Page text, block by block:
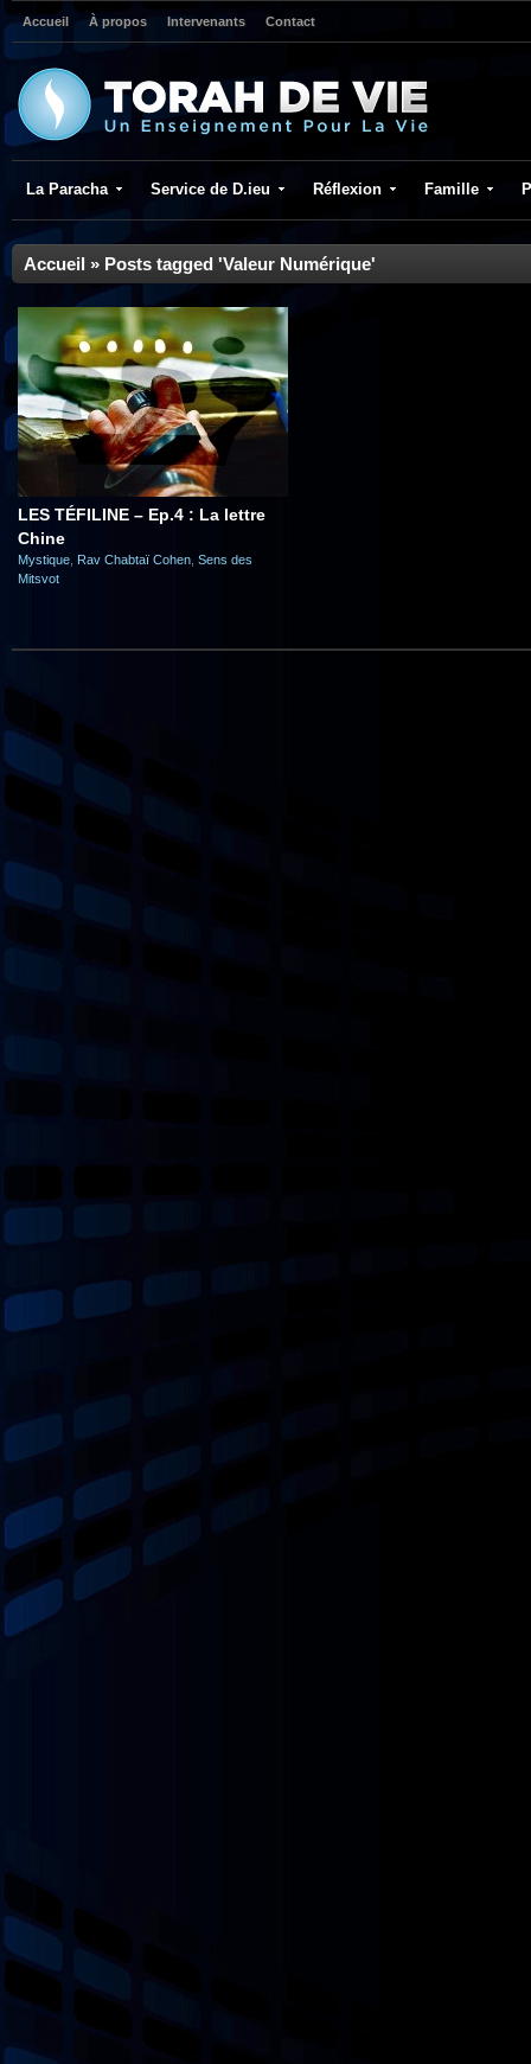
Accueil À propos Intervenants Contact
La Paracha Service de D.ieu Réflexion Famille
Accueil » Posts tagged 'Valeur Numérique'
LES TÉFILINE – Ep.4 : La lettre
Chine
Mystique Rav Chabtaï Cohen Sens des
Mitsvot